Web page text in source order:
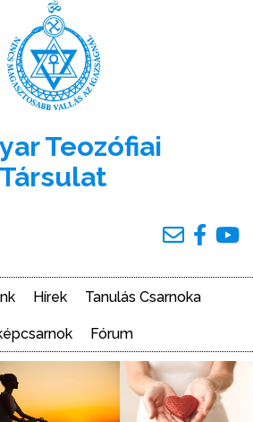
Teozófiai
Társulat
Hírek Tanulás Csarnoka
Fórum